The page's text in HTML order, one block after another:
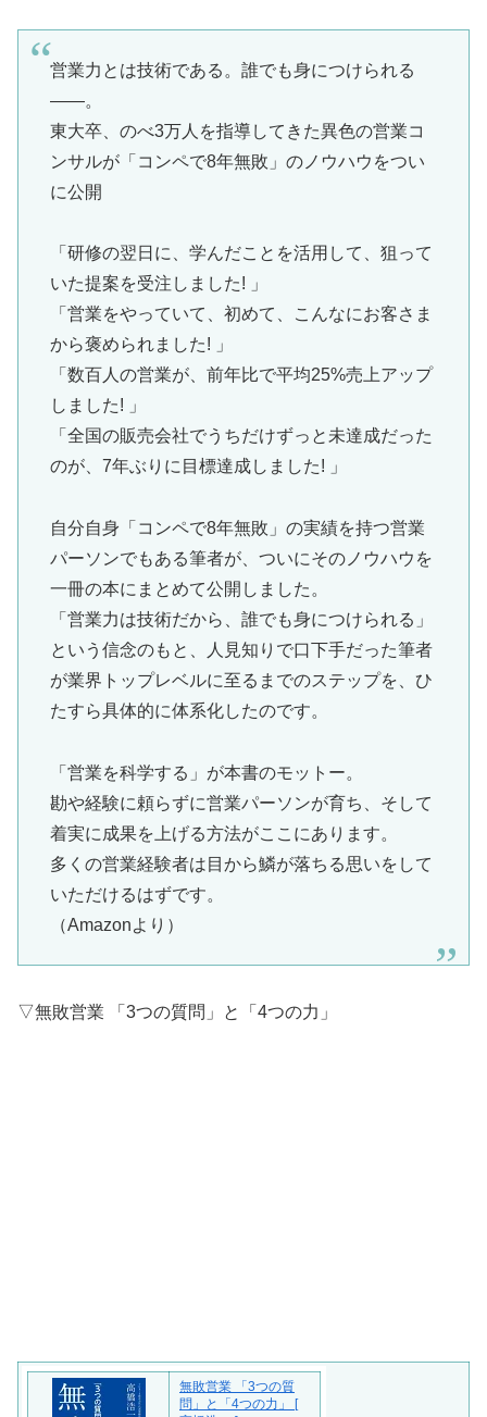
営業力とは技術である。誰でも身につけられる
――。
東大卒、のべ3万人を指導してきた異色の営業コ
ンサルが「コンペで8年無敗」のノウハウをつい
に公開
「研修の翌日に、学んだことを活用して、狙って
いた提案を受注しました! 」
「営業をやっていて、初めて、こんなにお客さま
から褒められました! 」
「数百人の営業が、前年比で平均25%売上アップ
しました! 」
「全国の販売会社でうちだけずっと未達成だった
のが、7年ぶりに目標達成しました! 」
自分自身「コンペで8年無敗」の実績を持つ営業
パーソンでもある筆者が、ついにそのノウハウを
一冊の本にまとめて公開しました。
「営業力は技術だから、誰でも身につけられる」
という信念のもと、人見知りで口下手だった筆者
が業界トップレベルに至るまでのステップを、ひ
たすら具体的に体系化したのです。
「営業を科学する」が本書のモットー。
勘や経験に頼らずに営業パーソンが育ち、そして
着実に成果を上げる方法がここにあります。
多くの営業経験者は目から鱗が落ちる思いをして
いただけるはずです。
（Amazonより）
▽無敗営業 「3つの質問」と「4つの力」
無敗営業 「3つの質
問」と「4つの力」 [